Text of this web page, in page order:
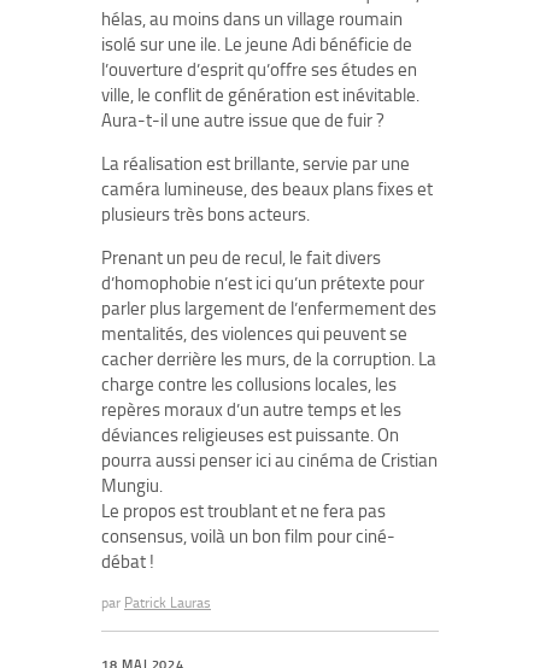
hélas, au moins dans un village roumain
isolé sur une ile. Le jeune Adi bénéficie de
l’ouverture d’esprit qu’offre ses études en
ville, le conflit de génération est inévitable.
Aura-t-il une autre issue que de fuir ?
La réalisation est brillante, servie par une
caméra lumineuse, des beaux plans fixes et
plusieurs très bons acteurs.
Prenant un peu de recul, le fait divers
d’homophobie n’est ici qu’un prétexte pour
parler plus largement de l’enfermement des
mentalités, des violences qui peuvent se
cacher derrière les murs, de la corruption. La
charge contre les collusions locales, les
repères moraux d’un autre temps et les
déviances religieuses est puissante. On
pourra aussi penser ici au cinéma de Cristian
Mungiu.
Le propos est troublant et ne fera pas
consensus, voilà un bon film pour ciné-
débat !
par Patrick Lauras